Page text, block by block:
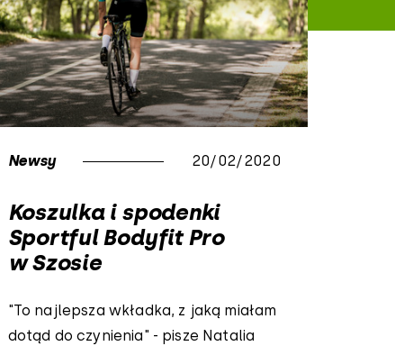
Newsy 20/02/2020
Koszulka i spodenki
Sportful Bodyfit Pro
w Szosie
"To najlepsza wkładka, z jaką miałam
dotąd do czynienia" - pisze Natalia